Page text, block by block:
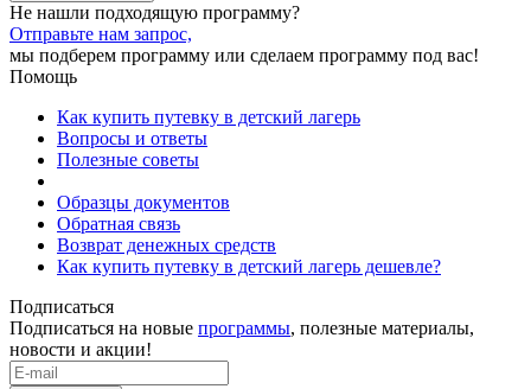
Не нашли подходящую программу?
Отправьте нам запрос,
мы подберем программу или сделаем программу под вас!
Помощь
Как купить путевку в детский лагерь
Вопросы и ответы
Полезные советы
Образцы документов
Обратная связь
Возврат денежных средств
Как купить путевку в детский лагерь дешевле?
Подписаться
Подписаться на новые программы, полезные материалы,
новости и акции!